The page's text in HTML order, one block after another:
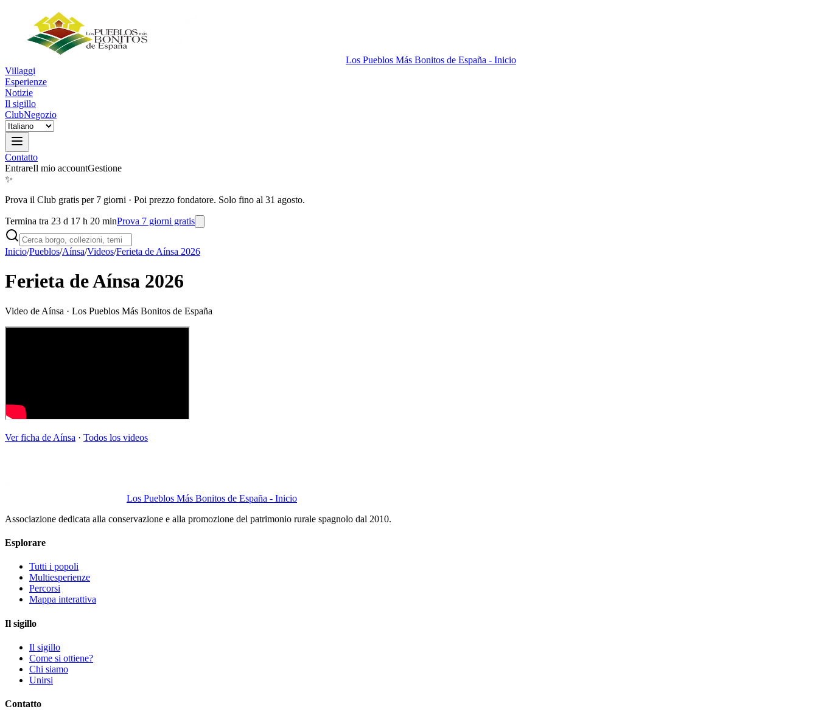
Los Pueblos Más Bonitos de España - Inicio
Villaggi
Esperienze
Notizie
Il sigillo
ClubNegozio
Contatto
EntrareIl mio accountGestione
✨
Prova il Club gratis per 7 giorni · Poi prezzo fondatore. Solo fino al 31 agosto.
Termina tra 23 d 17 h 20 minProva 7 giorni gratis
Inicio/Pueblos/Aínsa/Videos/Ferieta de Aínsa 2026
Ferieta de Aínsa 2026
Video de Aínsa · Los Pueblos Más Bonitos de España
Ver ficha de Aínsa · Todos los videos
Los Pueblos Más Bonitos de España - Inicio
Associazione dedicata alla conservazione e alla promozione del patrimonio rurale spagnolo dal 2010.
Esplorare
Tutti i popoli
Multiesperienze
Percorsi
Mappa interattiva
Il sigillo
Il sigillo
Come si ottiene?
Chi siamo
Unirsi
Contatto